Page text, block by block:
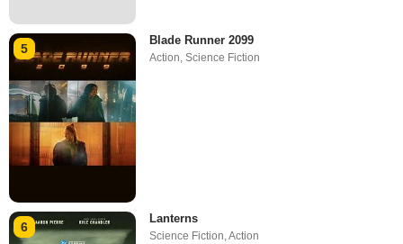
5
Blade Runner 2099
Action,Science Fiction
6
Lanterns
Science Fiction,Action